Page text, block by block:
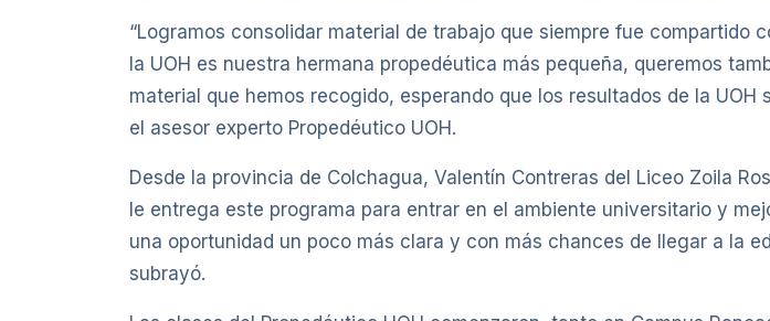
“Logramos consolidar material de trabajo que siempre fue compartido
la UOH es nuestra hermana propedéutica más pequeña, queremos
material que hemos recogido, esperando que los resultados de la
el asesor experto Propedéutico UOH.
Desde la provincia de Colchagua, Valentín Contreras del Liceo Zoila
le entrega este programa para entrar en el ambiente universitario y
una oportunidad un poco más clara y con más chances de llegar a la
subrayó.